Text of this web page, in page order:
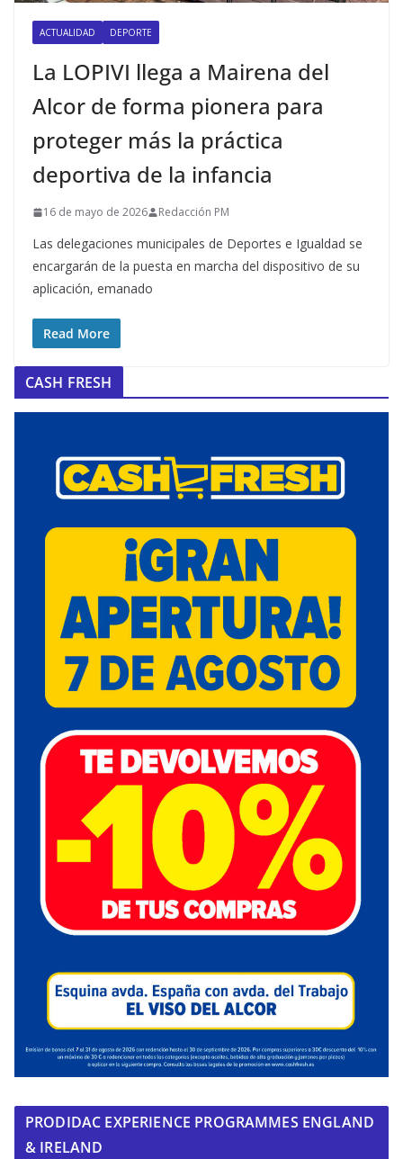
ACTUALIDAD DEPORTE
La LOPIVI llega a Mairena del
Alcor de forma pionera para
proteger más la práctica
deportiva de la infancia
16 de mayo de 2026 Redacción PM
Las delegaciones municipales de Deportes e Igualdad se
encargarán de la puesta en marcha del dispositivo de su
aplicación, emanado
Read More
CASH FRESH
PRODIDAC EXPERIENCE PROGRAMMES ENGLAND
& IRELAND